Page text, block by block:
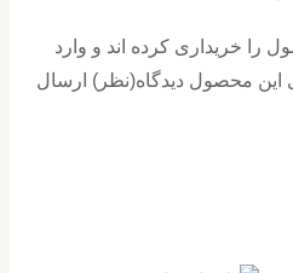
را خریداری کرده اند و وارد
این محصول دیدگاه(نظر) ارسال